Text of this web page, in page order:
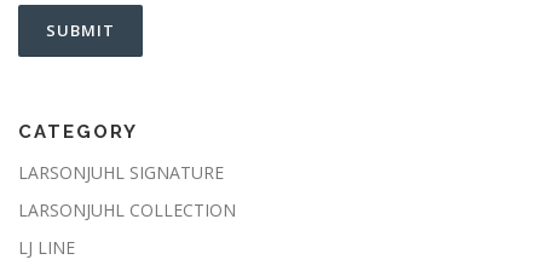
CATEGORY
LARSONJUHL SIGNATURE
LARSONJUHL COLLECTION
LJ LINE